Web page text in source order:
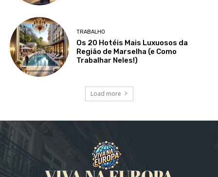
TRABALHO
Os 20 Hotéis Mais Luxuosos da
Região de Marselha (e Como
Trabalhar Neles!)
Load more